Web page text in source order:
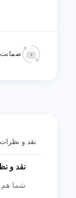
ضمانت
نقد و نظرات
نقد و
شما هم